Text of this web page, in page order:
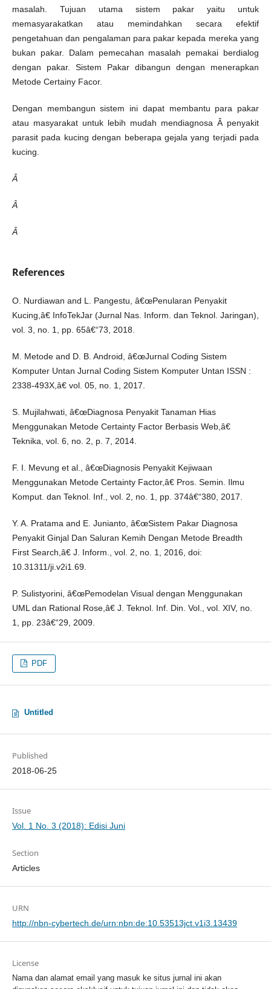
masalah. Tujuan utama sistem pakar yaitu untuk
memasyarakatkan atau memindahkan secara efektif
pengetahuan dan pengalaman para pakar kepada mereka yang
bukan pakar. Dalam pemecahan masalah pemakai berdialog
dengan pakar. Sistem Pakar dibangun dengan menerapkan
Metode Certainy Facor.
Dengan membangun sistem ini dapat membantu para pakar
atau masyarakat untuk lebih mudah mendiagnosa Â penyakit
parasit pada kucing dengan beberapa gejala yang terjadi pada
kucing.
Â
Â
Â
References
O. Nurdiawan and L. Pangestu, â€œPenularan Penyakit
Kucing,â€ InfoTekJar (Jurnal Nas. Inform. dan Teknol. Jaringan),
vol. 3, no. 1, pp. 65â€“73, 2018.
M. Metode and D. B. Android, â€œJurnal Coding Sistem
Komputer Untan Jurnal Coding Sistem Komputer Untan ISSN :
2338-493X,â€ vol. 05, no. 1, 2017.
S. Mujilahwati, â€œDiagnosa Penyakit Tanaman Hias
Menggunakan Metode Certainty Factor Berbasis Web,â€
Teknika, vol. 6, no. 2, p. 7, 2014.
F. I. Mevung et al., â€œDiagnosis Penyakit Kejiwaan
Menggunakan Metode Certainty Factor,â€ Pros. Semin. Ilmu
Komput. dan Teknol. Inf., vol. 2, no. 1, pp. 374â€“380, 2017.
Y. A. Pratama and E. Junianto, â€œSistem Pakar Diagnosa
Penyakit Ginjal Dan Saluran Kemih Dengan Metode Breadth
First Search,â€ J. Inform., vol. 2, no. 1, 2016, doi:
10.31311/ji.v2i1.69.
P. Sulistyorini, â€œPemodelan Visual dengan Menggunakan
UML dan Rational Rose,â€ J. Teknol. Inf. Din. Vol., vol. XIV, no.
1, pp. 23â€“29, 2009.
PDF
Untitled
Published
2018-06-25
Issue
Vol. 1 No. 3 (2018): Edisi Juni
Section
Articles
URN
http://nbn-cybertech.de/urn:nbn:de:10.53513jct.v1i3.13439
License
Nama dan alamat email yang masuk ke situs jurnal ini akan